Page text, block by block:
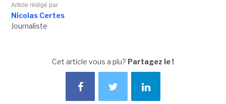
Article rédigé par
Nicolas Certes
Journaliste
Cet article vous a plu? Partagez le !